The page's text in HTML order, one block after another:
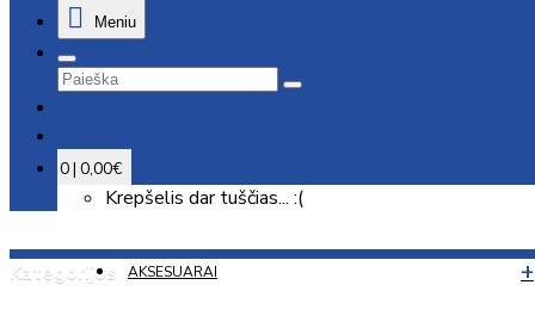
Meniu
0 | 0,00€
Krepšelis dar tuščias... :(
Kategorijos AKSESUARAI